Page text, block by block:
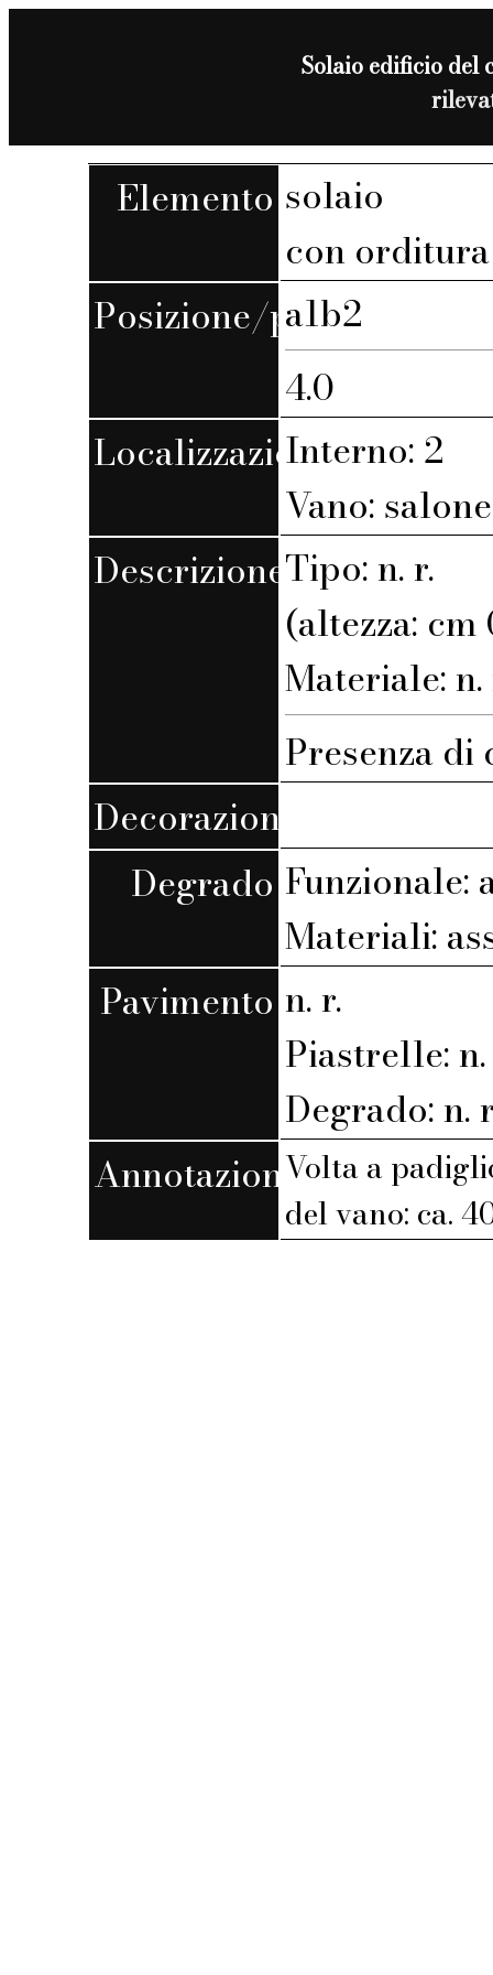
Solaio edificio del
Elemento solaio
con
Posizione/piano
a1b2
4.0
LocalizzazioneInterno: 2
Vano: salone
DescrizioneTipo: n. r.
(altezza: cm
Materiale: n.
Presenza
Decorazione
Degrado Funzionale:
Materiali:
Pavimento n. r.
Piastrelle:
Degrado: n.
AnnotazioniVolta a
del vano: ca.